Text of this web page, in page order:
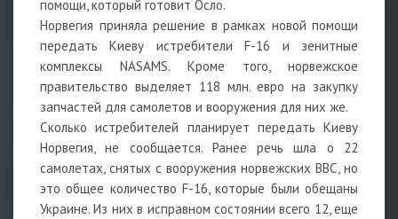
помощи, который готовит Осло.
Норвегия приняла решение в рамках новой помощи
передать Киеву истребители F-16 и зенитные
комплексы NASAMS. Кроме того, норвежское
правительство выделяет 118 млн. евро на закупку
запчастей для самолетов и вооружения для них же.
Сколько истребителей планирует передать Киеву
Норвегия, не сообщается. Ранее речь шла о 22
самолетах, снятых с вооружения норвежских ВВС, но
это общее количество F-16, которые были обещаны
Украине. Из них в исправном состоянии всего 12, еще